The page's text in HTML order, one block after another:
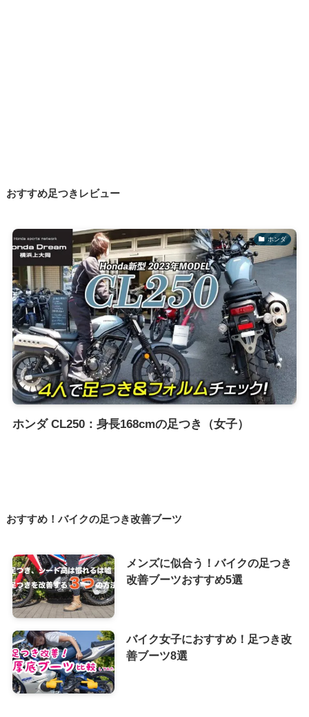
おすすめ足つきレビュー
ホンダ
ホンダ CL250：身長168cmの足つき（女子）
おすすめ！バイクの足つき改善ブーツ
メンズに似合う！バイクの足つき
改善ブーツおすすめ5選
バイク女子におすすめ！足つき改
善ブーツ8選